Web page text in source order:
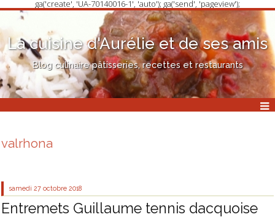
ga('create', 'UA-70140016-1', 'auto'); ga('send', 'pageview');
La cuisine d'Aurélie et de ses amis
Blog culinaire pâtisseries, recettes et restaurants
valrhona
samedi 27 octobre 2018
Entremets Guillaume tennis dacquoise